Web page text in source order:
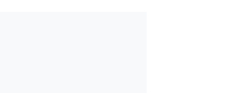
UITBREIDING